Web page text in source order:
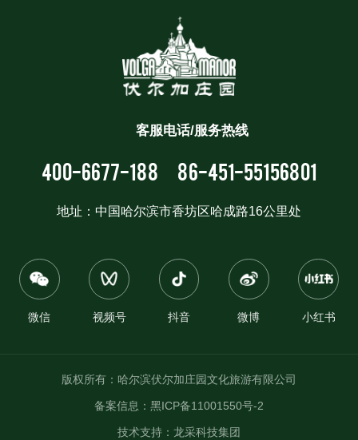
客服电话/服务热线
400-6677-188 86-451-55156801
地址：中国哈尔滨市香坊区哈成路16公里处
微信 视频号 抖音 微博 小红书
版权所有：哈尔滨伏尔加庄园文化旅游有限公司
备案信息： 黑ICP备11001550号-2
技术支持： 龙采科技集团